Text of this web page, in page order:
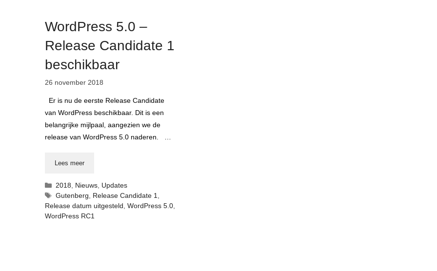
WordPress 5.0 –
Release Candidate 1
beschikbaar
26 november 2018
Er is nu de eerste Release Candidate
van WordPress beschikbaar. Dit is een
belangrijke mijlpaal, aangezien we de
release van WordPress 5.0 naderen. …
Lees meer
Categorieën
2018, Nieuws, Updates
Tags
Gutenberg, Release Candidate 1,
Release datum uitgesteld, WordPress 5.0,
WordPress RC1